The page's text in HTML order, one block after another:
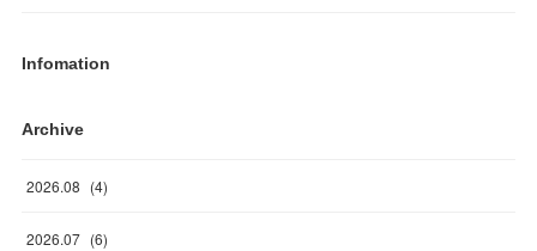
Infomation
Archive
2026.08 (4)
2026.07 (6)